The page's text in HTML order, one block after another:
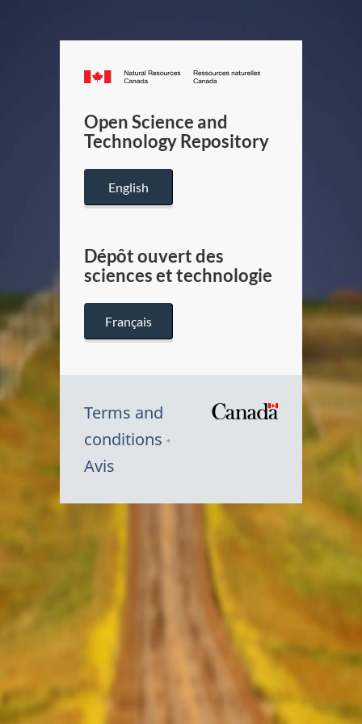
Canada.ca
/
Canada
Open Science and
Technology Repository
English
Dépôt ouvert des
sciences et technologie
Français
Terms and
conditions
Avis
Symbole
Canada